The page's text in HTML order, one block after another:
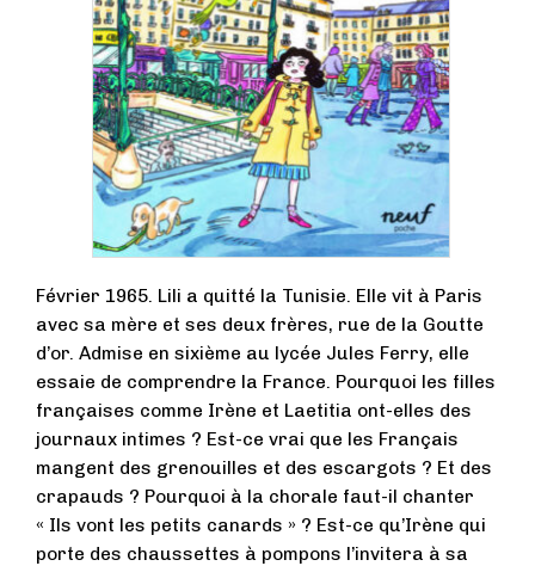
Février 1965. Lili a quitté la Tunisie. Elle vit à Paris
avec sa mère et ses deux frères, rue de la Goutte
d’or. Admise en sixième au lycée Jules Ferry, elle
essaie de comprendre la France. Pourquoi les filles
françaises comme Irène et Laetitia ont-elles des
journaux intimes ? Est-ce vrai que les Français
mangent des grenouilles et des escargots ? Et des
crapauds ? Pourquoi à la chorale faut-il chanter
« Ils vont les petits canards » ? Est-ce qu’Irène qui
porte des chaussettes à pompons l’invitera à sa